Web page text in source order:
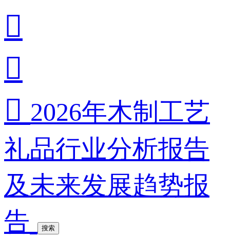


 2026年木制工艺
礼品行业分析报告
及未来发展趋势报
告
搜索